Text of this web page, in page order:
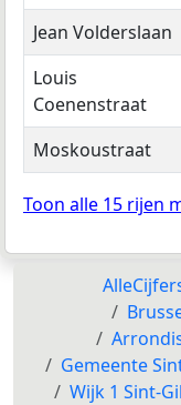
Jean Volderslaan
Louis
Coenenstraat
Moskoustraat
Toon alle 15 rijen
Gemeente
Wijk 1 Sint-